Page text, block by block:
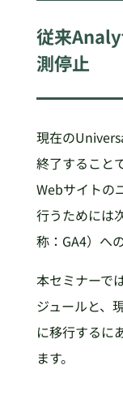
従来
測停止
現在の
終了すること
Webサイトの
行うためには
称：GA4）へ
本セミナーで
ジュールと、
に移行するに
ます。